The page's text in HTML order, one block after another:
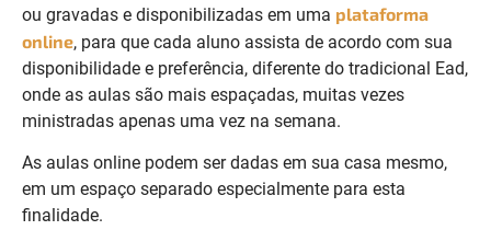
ou gravadas e disponibilizadas em uma plataforma
online, para que cada aluno assista de acordo com sua
disponibilidade e preferência, diferente do tradicional Ead,
onde as aulas são mais espaçadas, muitas vezes
ministradas apenas uma vez na semana.
As aulas online podem ser dadas em sua casa mesmo,
em um espaço separado especialmente para esta
finalidade.